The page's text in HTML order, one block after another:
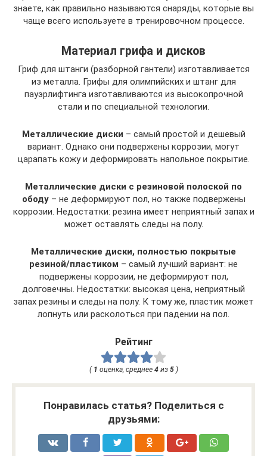
знаете, как правильно называются снаряды, которые вы
чаще всего используете в тренировочном процессе.
Материал грифа и дисков
Гриф для штанги (разборной гантели) изготавливается
из металла. Грифы для олимпийских и штанг для
пауэрлифтинга изготавливаются из высокопрочной
стали и по специальной технологии.
Металлические диски – самый простой и дешевый
вариант. Однако они подвержены коррозии, могут
царапать кожу и деформировать напольное покрытие.
Металлические диски с резиновой полоской по
ободу– не деформируют пол, но также подвержены
коррозии. Недостатки: резина имеет неприятный запах и
может оставлять следы на полу.
Металлические диски, полностью покрытые
резиной/пластиком – самый лучший вариант: не
подвержены коррозии, не деформируют пол,
долговечны. Недостатки: высокая цена, неприятный
запах резины и следы на полу. К тому же, пластик может
лопнуть или расколоться при падении на пол.
Рейтинг
( 1 оценка, среднее 4из 5)
Понравилась статья? Поделиться с
друзьями: